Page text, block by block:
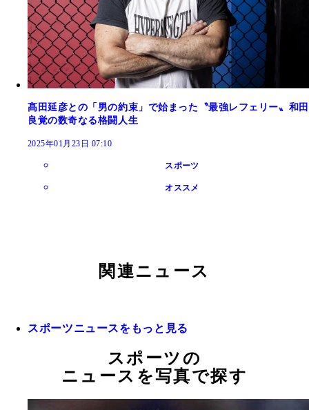
髙田延彦との「男の約束」で始まった〝最強レフェリー〟和田
良覚の数奇なる格闘人生
2025年01月23日 07:10
スポーツ
オススメ
関連ニュース
スポーツニュースをもっと見る
スポーツの
ニュースを写真で探す